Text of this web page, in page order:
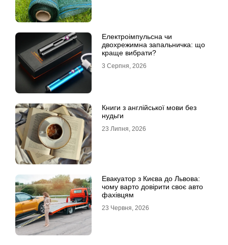
Електроімпульсна чи
двохрежимна запальничка: що
краще вибрати?
3 Серпня, 2026
Книги з англійської мови без
нудьги
23 Липня, 2026
Евакуатор з Києва до Львова:
чому варто довірити своє авто
фахівцям
23 Червня, 2026